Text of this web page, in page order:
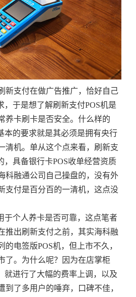
新支付在做广告推广，恰好自己
，于是想了解刷新支付POS机是
养卡刷卡是否安全。什么样的
本的要求就是其必须是拥有央行
清机。单从这个点来看，刷新支
，具备银行卡POS收单经营资质
科融通公司自己操盘的，没有外
支付是百分百的一清机，这点没
于个人养卡是否可靠，这点笔者
推出刷新支付之前，其实海科融
电签版POS机，但上市不久，
了。为什么呢？因为在店掌柜
就进行了大幅的费率上调，以及
到了多用户的唾弃，口碑不佳，